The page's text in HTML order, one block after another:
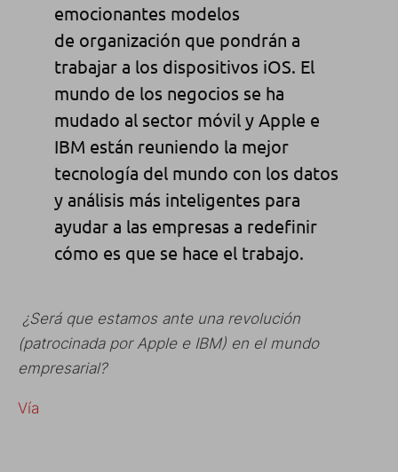
emocionantes modelos
de organización que pondrán a
trabajar a los dispositivos iOS. El
mundo de los negocios se ha
mudado al sector móvil y Apple e
IBM están reuniendo la mejor
tecnología del mundo con los datos
y análisis más inteligentes para
ayudar a las empresas a redefinir
cómo es que se hace el trabajo.
¿Será que estamos ante una revolución
(patrocinada por Apple e IBM) en el mundo
empresarial?
Vía